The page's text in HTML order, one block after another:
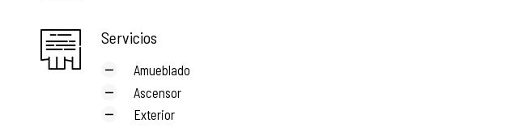
Servicios
Amueblado
Ascensor
Exterior